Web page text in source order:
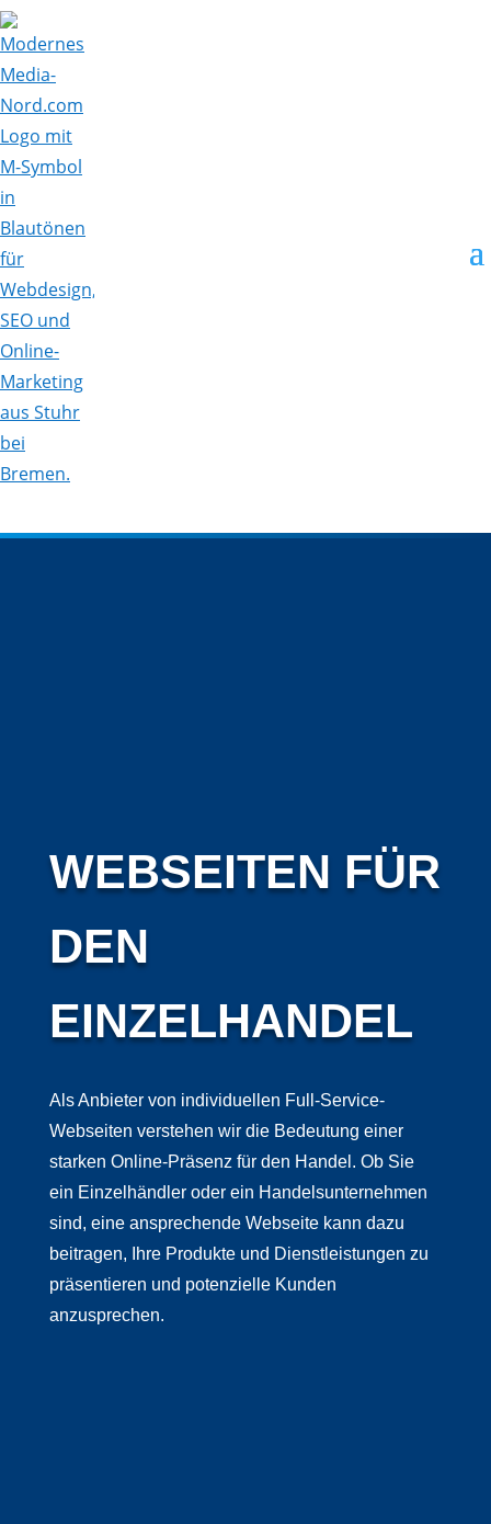
WEBSEITEN FÜR
DEN
EINZELHANDEL
Als Anbieter von individuellen Full-Service-
Webseiten verstehen wir die Bedeutung einer
starken Online-Präsenz für den Handel. Ob Sie
ein Einzelhändler oder ein Handelsunternehmen
sind, eine ansprechende Webseite kann dazu
beitragen, Ihre Produkte und Dienstleistungen zu
präsentieren und potenzielle Kunden
anzusprechen.